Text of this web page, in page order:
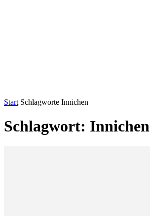
Start Schlagworte Innichen
Schlagwort: Innichen